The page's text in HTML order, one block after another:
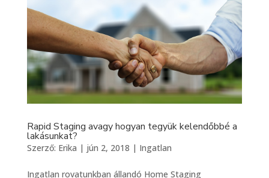
Rapid Staging avagy hogyan tegyük kelendőbbé a
lakásunkat?
Szerző: Erika | jún 2, 2018 | Ingatlan
Ingatlan rovatunkban állandó Home Staging